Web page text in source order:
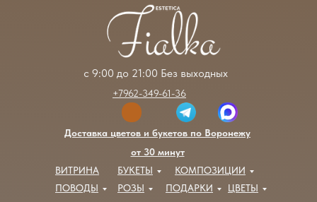
+7962-349-61-36
с 9:00 до 21:00 Без выходных
ВИТРИНА БУКЕТЫ
КОМПОЗИЦИИ
РОЗЫ
ЦВЕТЫ
ПОВОДЫ ПОДАРКИ
Доставка цветов и букетов по Воронежу
от 30 минут